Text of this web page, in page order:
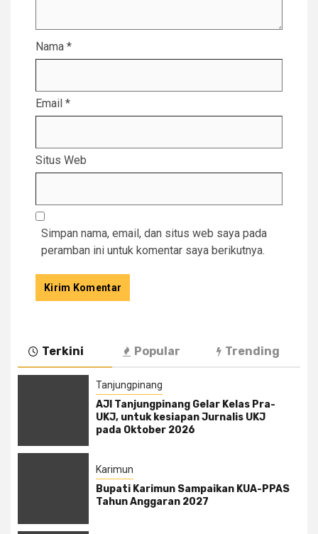
Nama *
Email *
Situs Web
Simpan nama, email, dan situs web saya pada
peramban ini untuk komentar saya berikutnya.
Terkini Popular Trending
Tanjungpinang
AJI Tanjungpinang Gelar Kelas Pra-
UKJ, untuk kesiapan Jurnalis UKJ
pada Oktober 2026
Karimun
Bupati Karimun Sampaikan KUA-PPAS
Tahun Anggaran 2027